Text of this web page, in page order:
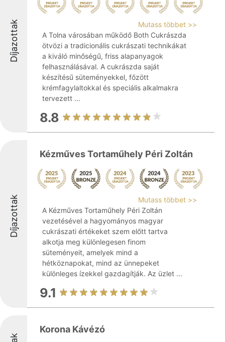
Díjazottak
Mutass többet >>
A Tolna városában működő Both Cukrászda
ötvözi a tradicionális cukrászati technikákat
a kiváló minőségű, friss alapanyagok
felhasználásával. A cukrászda saját
készítésű süteményekkel, főzött
krémfagylaltokkal és speciális alkalmakra
tervezett ...
8.8
Díjazottak
Kézműves Tortaműhely Péri Zoltán
Mutass többet >>
A Kézműves Tortaműhely Péri Zoltán
vezetésével a hagyományos magyar
cukrászati értékeket szem előtt tartva
alkotja meg különlegesen finom
süteményeit, amelyek mind a
hétköznapokat, mind az ünnepeket
különleges ízekkel gazdagítják. Az üzlet ...
9.1
Korona Kávézó